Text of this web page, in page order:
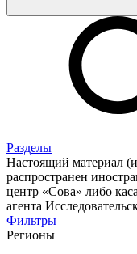
Разделы
Настоящий материал
распространен
центр «Сова» либо
агента
Фильтры
Регионы